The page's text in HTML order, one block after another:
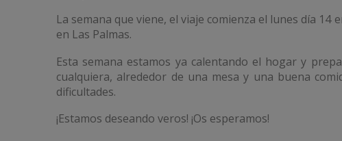
La semana que viene, el viaje comienza el lunes día
en Las Palmas.
Esta semana estamos ya calentando el hogar y
cualquiera, alrededor de una mesa y una buena
dificultades.
¡Estamos deseando veros! ¡Os esperamos!